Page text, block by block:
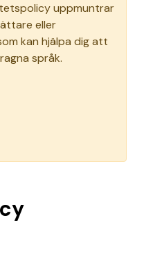
uppmuntrar
eller
kan hjälpa dig att
språk.